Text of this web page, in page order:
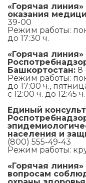
«Горячая
оказания
39-00
Режим работы:
до 17:30 ч.
«Горячая
Башкортостан: 8
Режим работы:
до 17:00 ч.,
с 12:00 ч. до 12:45 ч.
Единый
населения и
(800) 555-49-43
Режим работы:
«Горячая
вопросам